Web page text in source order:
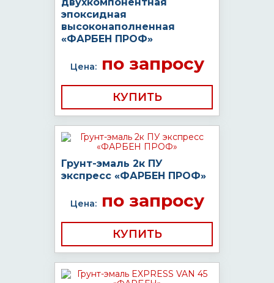
эпоксидная
высоконаполненная
«ФАРБЕН ПРОФ»
Цена:по запросу
КУПИТЬ
Грунт-эмаль 2к ПУ
экспресс «ФАРБЕН ПРОФ»
Цена:по запросу
КУПИТЬ